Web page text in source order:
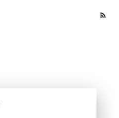
rss_feed